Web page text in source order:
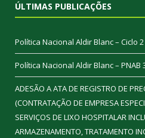
ÚLTIMAS PUBLICAÇÕES
Política Nacional Aldir Blanc – Ciclo 2
Política Nacional Aldir Blanc – PNAB
ADESÃO A ATA DE REGISTRO DE
(CONTRATAÇÃO DE EMPRESA
SERVIÇOS DE LIXO HOSPITALAR
ARMAZENAMENTO, TRATAMENTO